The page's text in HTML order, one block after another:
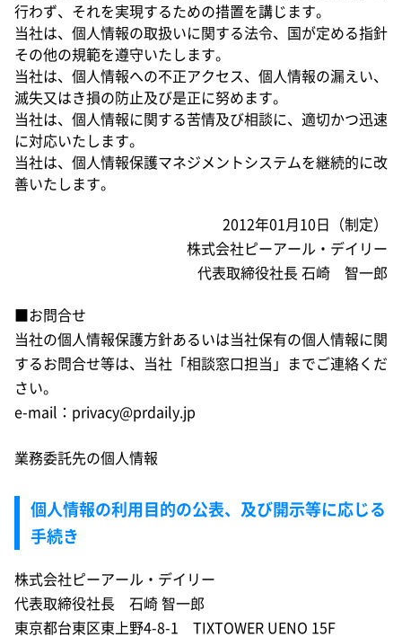
行わず、それを実現するための措置を講じます。
当社は、個人情報の取扱いに関する法令、国が定める指針
その他の規範を遵守いたします。
当社は、個人情報への不正アクセス、個人情報の漏えい、
滅失又はき損の防止及び是正に努めます。
当社は、個人情報に関する苦情及び相談に、適切かつ迅速
に対応いたします。
当社は、個人情報保護マネジメントシステムを継続的に改
善いたします。
2012年01月10日（制定）
株式会社ピーアール・デイリー
代表取締役社長 石崎 智一郎
■お問合せ
当社の個人情報保護方針あるいは当社保有の個人情報に関
するお問合せ等は、当社「相談窓口担当」までご連絡くだ
さい。
e-mail：privacy@prdaily.jp
業務委託先の個人情報
個人情報の利用目的の公表、及び開示等に応じる
手続き
株式会社ピーアール・デイリー
代表取締役社長 石崎 智一郎
東京都台東区東上野4-8-1 TIXTOWER UENO 15F